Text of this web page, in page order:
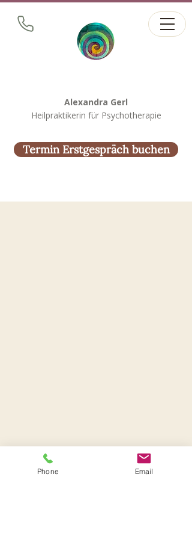
Alexandra Gerl
Heilpraktikerin für Psychotherapie
Termin Erstgespräch buchen
Phone Email